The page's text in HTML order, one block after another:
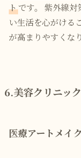
トです。 紫外線
い生活を心がける
が高まりやすくな
6.美容クリニッ
医療アートメイ